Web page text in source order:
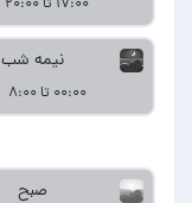
۱۷:۰۰ تا ۲۰:۰۰
نیمه شب
۰۰:۰۰ تا ۸:۰۰
صبح